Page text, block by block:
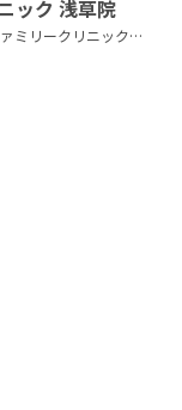
ック 浅草院
ミリークリニック浅